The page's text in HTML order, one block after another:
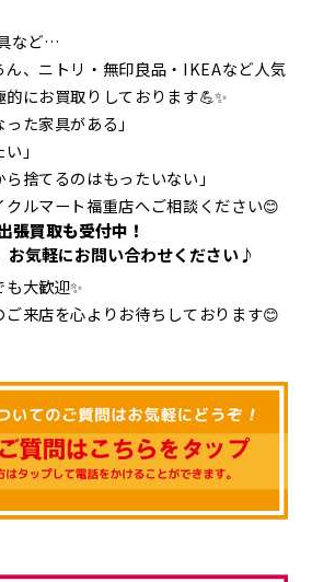
など…
ん、ニトリ・無印良品・IKEAなど人気
にお買取りしております💪✨
た家具がある」
」
ら捨てるのはもったいない」
ルマート福重店へご相談ください😊
張買取も受付中！
お気軽にお問い合わせください♪
大歓迎✨
来店を心よりお待ちしております😊